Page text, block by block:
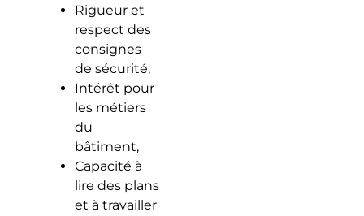
Rigueur et
respect des
consignes
de sécurité,
Intérêt pour
les métiers
du
bâtiment,
Capacité à
lire des plans
et à travailler